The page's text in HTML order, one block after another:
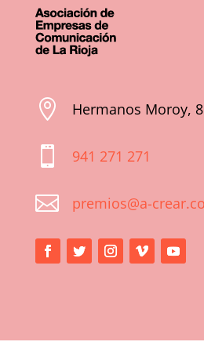
 Hermanos Moroy,
 941 271 271
 premios@a-